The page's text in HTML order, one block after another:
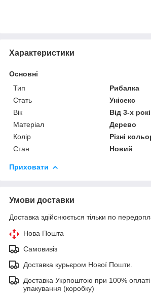
Характеристики
Основні
Тип
Рибалка
Стать
Унісекс
Вік
Від 3-х
Матеріал
Дерево
Колір
Різні
Стан
Новий
Приховати
Умови доставки
Доставка здійснюється тільки по
Нова Пошта
Самовивіз
Доставка курьєром Нової Пошти.
Доставка Укрпоштою при 100% оплаті
упакування (коробку)